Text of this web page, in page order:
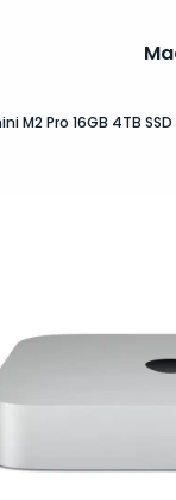
M2 Pro 16GB 4TB